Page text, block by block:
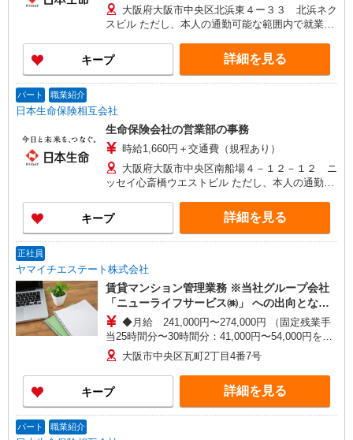
大阪府大阪市中央区北浜東４ー３３ 北浜ネク
スビル ただし、本人の通勤可能な範囲内で就業場
キープ 詳細を見る
パート 職業紹介
日本生命保険相互会社
生命保険会社の営業部の事務
時給1,660円＋交通費（規程あり）
大阪府大阪市中央区南船場４－１２－１２ ニ
ッセイ心斎橋ウエストビル ただし、本人の通勤可
す
キープ 詳細を見る
正社員
ヤマイチエステート株式会社
賃貸マンション管理業務 ※当社グループ会社
「ニューライフサービス㈱」 への出向となり
ます。◆月給 241,000円〜274,000円 （固定残業手
当25時間分〜30時間分：41,000円〜54,000円を含
む） ＊基本給：200,000円〜220,000円 ＊そ
の他資格手当、住宅手当、家族手当、通勤手当な
ど ※経験やスキルを考慮の上、当社規定により
決定いたします。 ※固定残業時間を超過の場合
は、別途支給いたします。 ◆賞与年2回（6月・12
円〜487万円 ※試用期間6ヶ月あり（条件に変更な
大阪市中央区瓦町2丁目4番7号
キープ 詳細を見る
パート 職業紹介